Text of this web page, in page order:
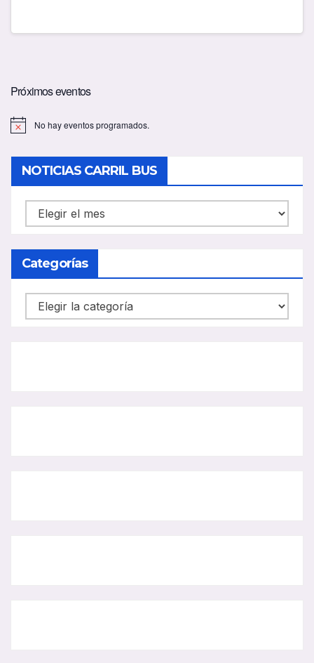
Próximos eventos
No hay eventos programados.
NOTICIAS CARRIL BUS
NOTICIAS
CARRIL
BUS
Categorías
Categorías